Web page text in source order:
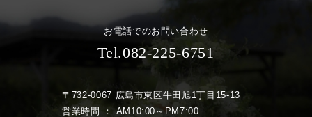
お電話でのお問い合わせ
Tel.082-225-6751
〒732-0067 広島市東区牛田旭1丁目15-13
営業時間 ： AM10:00～PM7:00